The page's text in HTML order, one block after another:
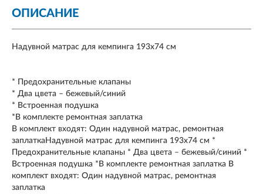
ОПИСАНИЕ
Надувной матрас для кемпинга 193х74 см
* Предохранительные клапаны
* Два цвета – бежевый/синий
* Встроенная подушка
*В комплекте ремонтная заплатка
В комплект входят: Oдин надувной матрас, ремонтная
заплаткаНадувной матрас для кемпинга 193х74 см *
Предохранительные клапаны * Два цвета – бежевый/синий *
Встроенная подушка *В комплекте ремонтная заплатка В
комплект входят: Oдин надувной матрас, ремонтная
заплатка